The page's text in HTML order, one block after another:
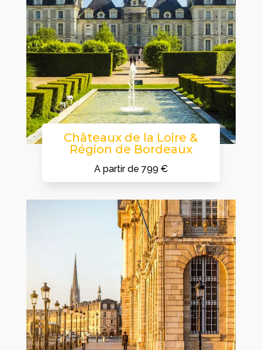
Châteaux de la Loire &
Région de Bordeaux
A partir de 799 €